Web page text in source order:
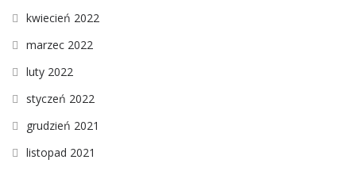
kwiecień 2022
marzec 2022
luty 2022
styczeń 2022
grudzień 2021
listopad 2021